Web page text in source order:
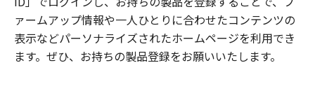
ァームアップ情報や一人ひとりに合わせたコンテンツの
表示などパーソナライズされたホームページを利用でき
ます。ぜひ、お持ちの製品登録をお願いいたします。